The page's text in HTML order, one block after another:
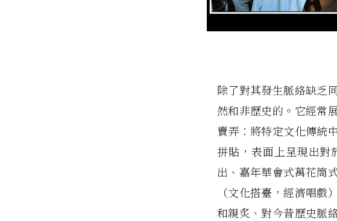
除了對其發生脈絡缺乏
然和非歷史的。它經常
賣弄：將特定文化傳統
拼貼，表面上呈現出對
出、嘉年華會式萬花筒
（文化搭臺，經濟唱
和親炙、對今昔歷史脈